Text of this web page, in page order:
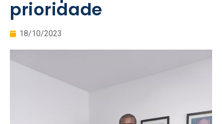
prioridade
18/10/2023